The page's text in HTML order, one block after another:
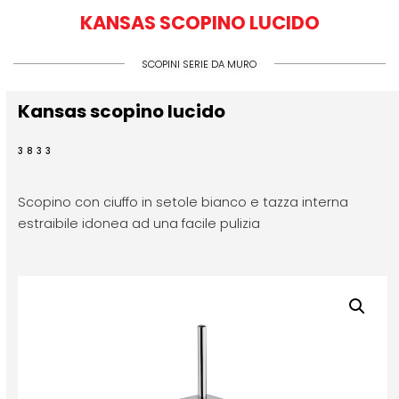
KANSAS SCOPINO LUCIDO
SCOPINI SERIE DA MURO
Kansas scopino lucido
3833
Scopino con ciuffo in setole bianco e tazza interna
estraibile idonea ad una facile pulizia